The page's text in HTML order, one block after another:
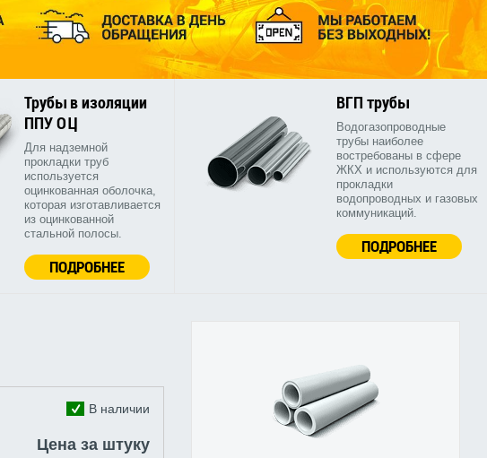
Трубы в изоляции
ППУ ОЦ
Для надземной
прокладки труб
используется
оцинкованная оболочка,
которая изготавливается
из оцинкованной
стальной полосы.
ПОДРОБНЕЕ
ВГП трубы
Водогазопроводные
трубы наиболее
востребованы в сфере
ЖКХ и используются для
прокладки
водопроводных и газовых
коммуникаций.
ПОДРОБНЕЕ
В наличии
Цена за штуку